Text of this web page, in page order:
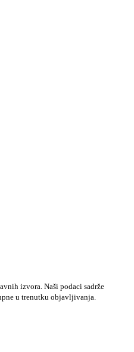
izvora. Naši podaci sadrže
u trenutku objavljivanja.